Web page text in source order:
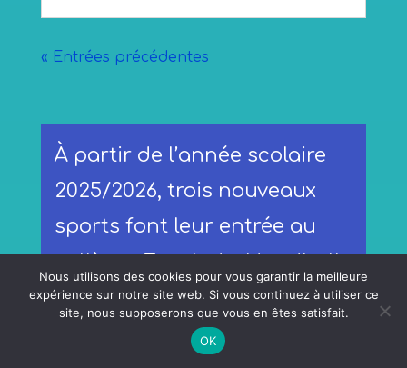
« Entrées précédentes
À partir de l’année scolaire
2025/2026, trois nouveaux
sports font leur entrée au
et Gymnastique !
Nous utilisons des cookies pour vous garantir la meilleure
expérience sur notre site web. Si vous continuez à utiliser ce
site, nous supposerons que vous en êtes satisfait.
OK